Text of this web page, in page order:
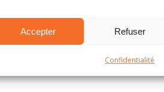
Accepter Refuser
Confidentialité